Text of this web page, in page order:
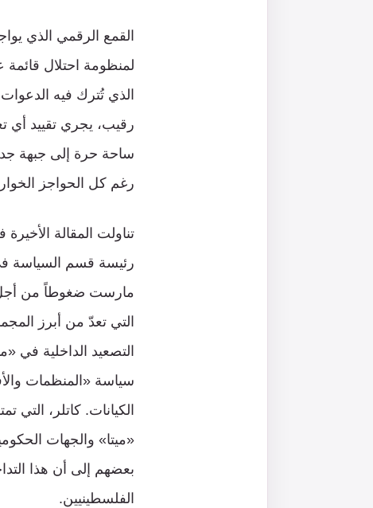
القمع الرقمي الذي
لمنظومة احتلال
الذي تُترك فيه
رقيب، يجري تقييد أي
ساحة حرة إلى جبهة
رغم كل الحواجز
رئيسة قسم السياسة في
التي تعدّ من أبرز
سياسة «المنظمات
الكيانات. كاتلر،
«ميتا» والجهات
بعضهم إلى أن هذا
الفلسطينيين.